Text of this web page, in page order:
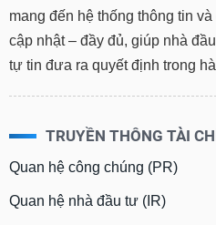
mang đến hệ thống thông tin
cập nhật – đầy đủ, giúp nhà
tự tin đưa ra quyết định trong
TRUYỀN THÔNG TÀI
Quan hệ công chúng (PR)
Quan hệ nhà đầu tư (IR)